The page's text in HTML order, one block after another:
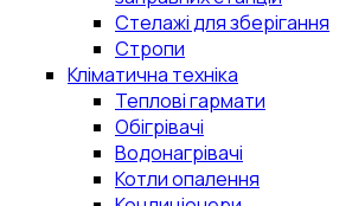
Стелажі для зберігання
Стропи
Кліматична техніка
Теплові гармати
Обігрівачі
Водонагрівачі
Котли опалення